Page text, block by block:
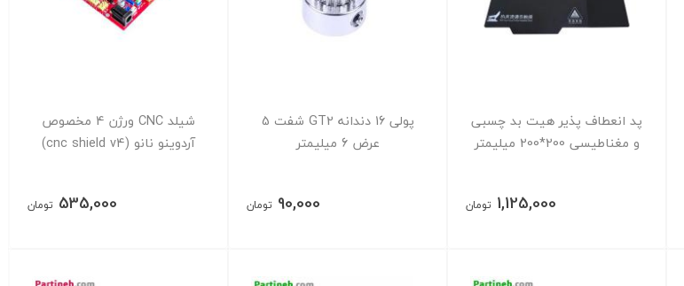
پد انعطاف پذیر هیت بد چسبی
و مغناطیسی 200*200 میلیمتر
1,125,000 تومان
پولی 16 دندانه GT2 شفت 5
عرض 6 میلیمتر
90,000 تومان
شیلد CNC ورژن 4 مخصوص
آردوینو نانو (cnc shield v4)
535,000 تومان